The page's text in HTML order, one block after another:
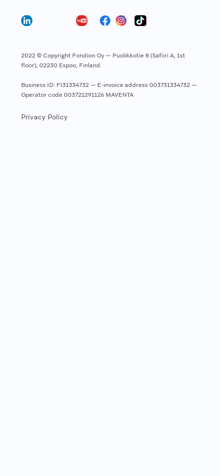
2022 © Copyright Fondion Oy — Puolikkotie 8 (Safiiri A, 1st
floor), 02230 Espoo, Finland.
Business ID: FI31334732 — E-invoice address 003731334732 —
Operator code 003721291126 MAVENTA
Privacy Policy